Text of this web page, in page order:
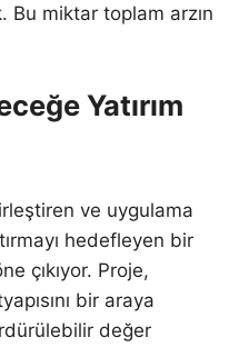
Bu miktar toplam arzın
Yatırım
ve uygulama
hedefleyen bir
çıkıyor. Proje,
bir araya
değer